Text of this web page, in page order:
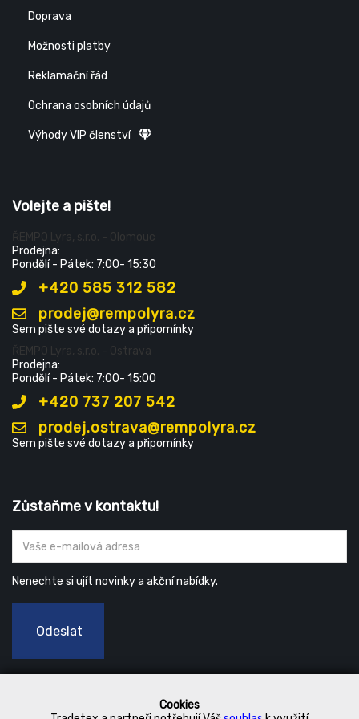
Cookies
Doprava
Možnosti platby
Reklamační řád
Ochrana osobních údajů
Výhody VIP členství
Volejte a pište!
ŘEMPO Lyra, s.r.o. - Olomouc
Prodejna:
Pondělí - Pátek: 7:00- 15:30
+420 585 312 582
prodej@rempolyra.cz
Sem pište své dotazy a připomínky
ŘEMPO Lyra, s.r.o. - Ostrava
Prodejna:
Pondělí - Pátek: 7:00- 15:00
+420 737 207 542
prodej.ostrava@rempolyra.cz
Sem pište své dotazy a připomínky
Zůstaňme v kontaktu!
Nenechte si ujít novinky a akční nabídky.
Odeslat